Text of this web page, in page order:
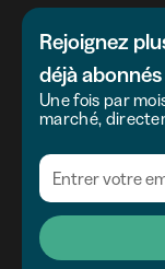
Rejoignez
déjà abonnés
Une fois par
marché,